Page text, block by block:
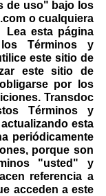
de uso" bajo los
o cualquiera
esta página
Términos y
este sitio de
este sitio de
por los
Transdoc
Términos y
esta
periódicamente
porque son
"usted" y
referencia a
acceden a este